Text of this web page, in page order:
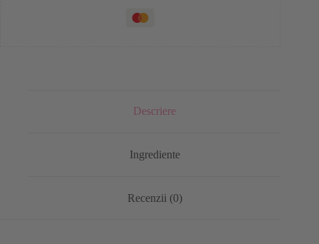
Descriere
Ingrediente
Recenzii (0)